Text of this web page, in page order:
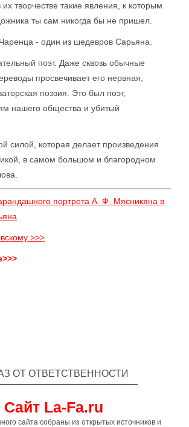
творчестве такие явления, к которым
ты сам никогда бы не пришел.
- один из шедевров Сарьяна.
поэт. Даже сквозь обычные
просвечивает его нервная,
поэзия. Это был поэт,
нашего общества и убитый
силой, которая делает произведения
в самом большом и благородном
портрета А. Ф. Мясникяна в
>>>
ОТ ОТВЕТСТВЕННОСТИ
Сайт La-Fa.ru
сайта собраны из открытых источников и